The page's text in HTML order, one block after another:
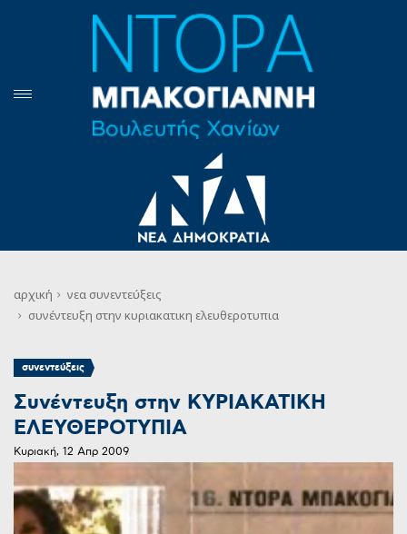
αρχική νεα συνεντεύξεις
συνέντευξη στην κυριακατικη ελευθεροτυπια
συνεντεύξεις
Συνέντευξη στην ΚΥΡΙΑΚΑΤΙΚΗ
ΕΛΕΥΘΕΡΟΤΥΠΙΑ
Κυριακή, 12 Απρ 2009